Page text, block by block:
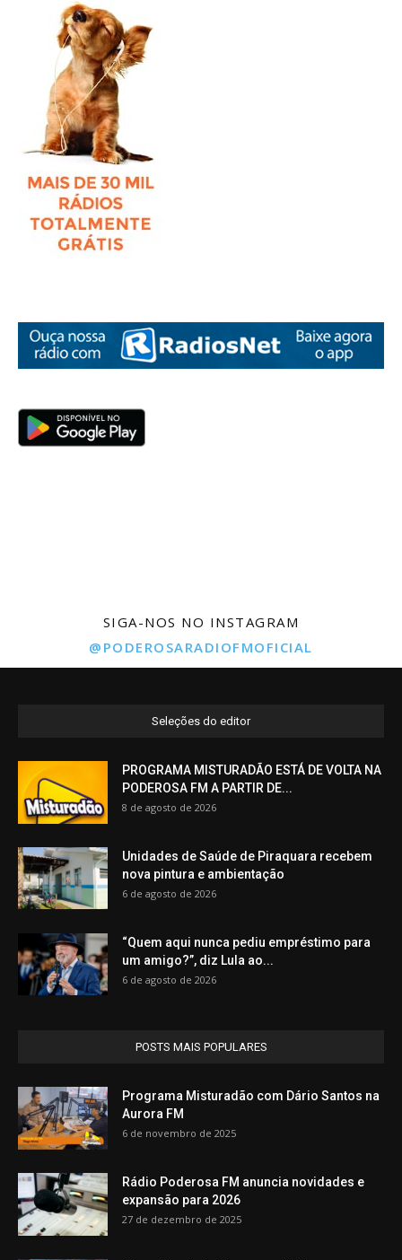
SIGA-NOS NO INSTAGRAM
@PODEROSARADIOFMOFICIAL
Seleções do editor
PROGRAMA MISTURADÃO ESTÁ DE VOLTA NA
PODEROSA FM A PARTIR DE...
8 de agosto de 2026
Unidades de Saúde de Piraquara recebem
nova pintura e ambientação
6 de agosto de 2026
“Quem aqui nunca pediu empréstimo para
um amigo?”, diz Lula ao...
6 de agosto de 2026
POSTS MAIS POPULARES
Programa Misturadão com Dário Santos na
Aurora FM
6 de novembro de 2025
Rádio Poderosa FM anuncia novidades e
expansão para 2026
27 de dezembro de 2025